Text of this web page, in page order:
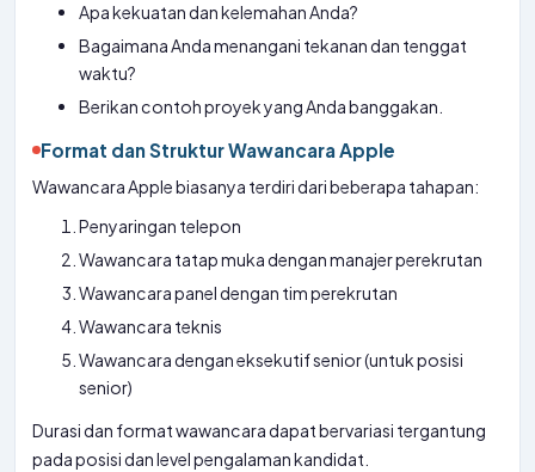
Apa kekuatan dan kelemahan Anda?
Bagaimana Anda menangani tekanan dan tenggat
waktu?
Berikan contoh proyek yang Anda banggakan.
Format dan Struktur Wawancara Apple
Wawancara Apple biasanya terdiri dari beberapa tahapan:
Penyaringan telepon
Wawancara tatap muka dengan manajer perekrutan
Wawancara panel dengan tim perekrutan
Wawancara teknis
Wawancara dengan eksekutif senior (untuk posisi
senior)
Durasi dan format wawancara dapat bervariasi tergantung
pada posisi dan level pengalaman kandidat.